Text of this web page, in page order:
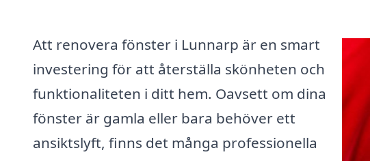
Att renovera fönster i Lunnarp är en smart
investering för att återställa skönheten och
funktionaliteten i ditt hem. Oavsett om dina
fönster är gamla eller bara behöver ett
ansiktslyft, finns det många professionella